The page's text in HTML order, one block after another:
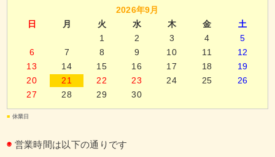
2026年9月
日
月 火 水 木 金
土
1
2 3 4
5
6
7 8 9 10 11
12
13
14 15 16 17 18
19
20
21 22 23 24 25
26
27
28 29 30
■ 休業日
◉ 営業時間は以下の通りです